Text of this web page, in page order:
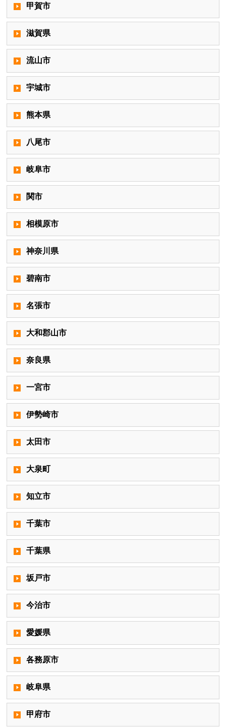
甲賀市
滋賀県
流山市
宇城市
熊本県
八尾市
岐阜市
関市
相模原市
神奈川県
碧南市
名張市
大和郡山市
奈良県
一宮市
伊勢崎市
太田市
大泉町
知立市
千葉市
千葉県
坂戸市
今治市
愛媛県
各務原市
岐阜県
甲府市